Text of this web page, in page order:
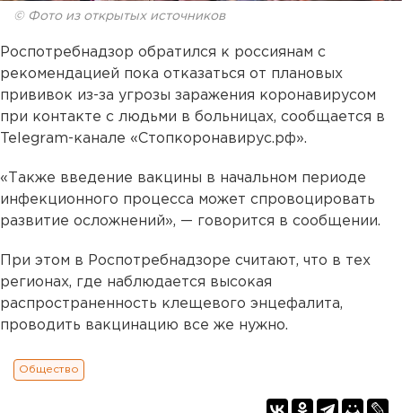
© Фото из открытых источников
Роспотребнадзор обратился к россиянам с
рекомендацией пока отказаться от плановых
прививок из-за угрозы заражения коронавирусом
при контакте с людьми в больницах, сообщается в
Telegram-канале «Стопкоронавирус.рф».
«Также введение вакцины в начальном периоде
инфекционного процесса может спровоцировать
развитие осложнений», — говорится в сообщении.
При этом в Роспотребнадзоре считают, что в тех
регионах, где наблюдается высокая
распространенность клещевого энцефалита,
проводить вакцинацию все же нужно.
Общество